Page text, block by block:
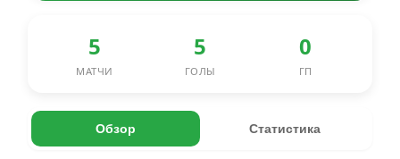
5
МАТЧИ
5
ГОЛЫ
0
ГП
Обзор Статистика